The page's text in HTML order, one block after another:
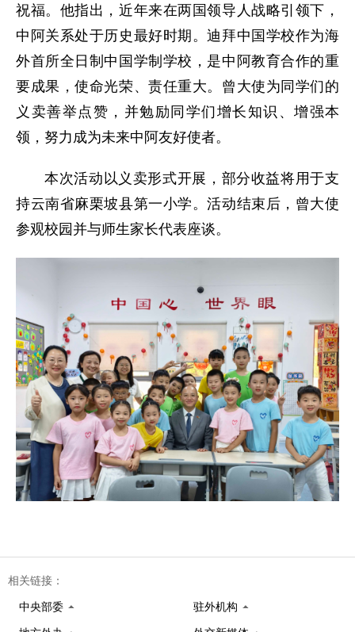
祝福。他指出，近年来在两国领导人战略引领下，
中阿关系处于历史最好时期。迪拜中国学校作为海
外首所全日制中国学制学校，是中阿教育合作的重
要成果，使命光荣、责任重大。曾大使为同学们的
义卖善举点赞，并勉励同学们增长知识、增强本
领，努力成为未来中阿友好使者。
本次活动以义卖形式开展，部分收益将用于支
持云南省麻栗坡县第一小学。活动结束后，曾大使
参观校园并与师生家长代表座谈。
相关链接：
中央部委 驻外机构